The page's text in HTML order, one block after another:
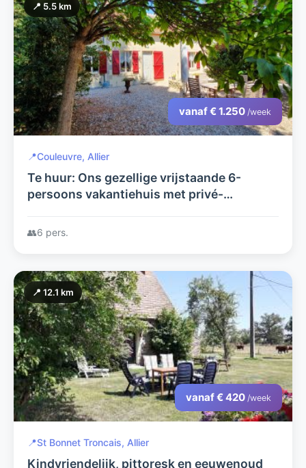
📍 5.5 km
vanaf € 1.250 /week
📍Couleuvre, Allier
Te huur: Ons gezellige vrijstaande 6-
persoons vakantiehuis met privé-
volwassenen en een hond.
👥6 pers.
📍 12.1 km
vanaf € 420 /week
📍St Bonnet Troncais, Allier
Kindvriendelijk, pittoresk en eeuwenoud